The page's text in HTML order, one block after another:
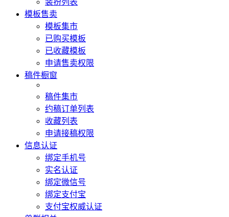
模板售卖
模板集市
已购买模板
已收藏模板
申请售卖权限
稿件橱窗
稿件集市
约稿订单列表
收藏列表
申请接稿权限
信息认证
绑定手机号
实名认证
绑定微信号
绑定支付宝
支付宝权威认证